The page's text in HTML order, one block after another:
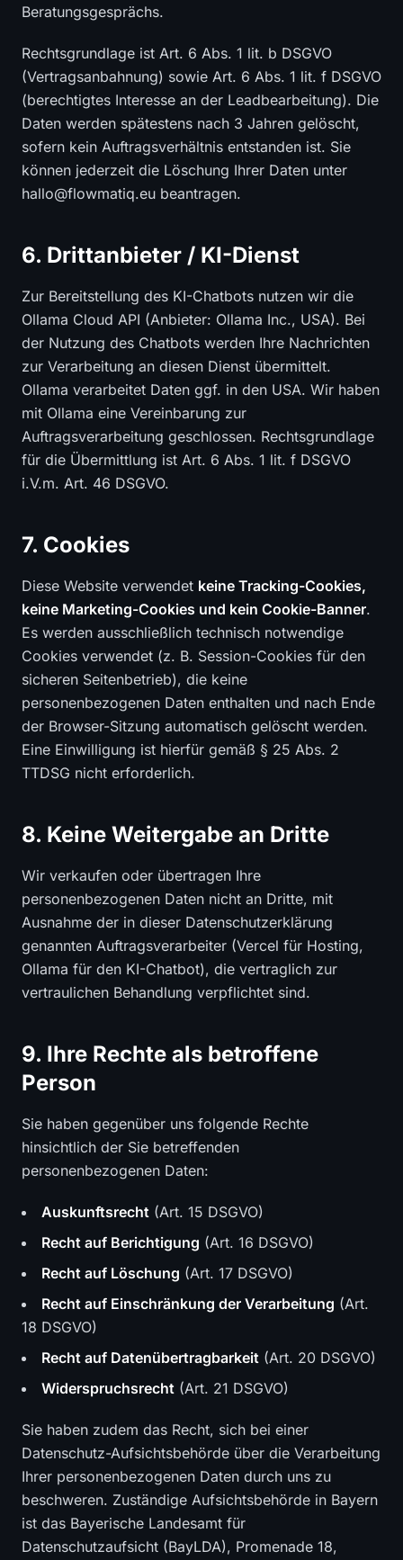
Beratungsgesprächs.
Rechtsgrundlage ist Art. 6 Abs. 1 lit. b DSGVO
(Vertragsanbahnung) sowie Art. 6 Abs. 1 lit. f DSGVO
(berechtigtes Interesse an der Leadbearbeitung). Die
Daten werden spätestens nach 3 Jahren gelöscht,
sofern kein Auftragsverhältnis entstanden ist. Sie
können jederzeit die Löschung Ihrer Daten unter
hallo@flowmatiq.eu beantragen.
6. Drittanbieter / KI-Dienst
Zur Bereitstellung des KI-Chatbots nutzen wir die
Ollama Cloud API (Anbieter: Ollama Inc., USA). Bei
der Nutzung des Chatbots werden Ihre Nachrichten
zur Verarbeitung an diesen Dienst übermittelt.
Ollama verarbeitet Daten ggf. in den USA. Wir haben
mit Ollama eine Vereinbarung zur
Auftragsverarbeitung geschlossen. Rechtsgrundlage
für die Übermittlung ist Art. 6 Abs. 1 lit. f DSGVO
i.V.m. Art. 46 DSGVO.
7. Cookies
Diese Website verwendet keine Tracking-Cookies,
keine Marketing-Cookies und kein Cookie-Banner.
Es werden ausschließlich technisch notwendige
Cookies verwendet (z. B. Session-Cookies für den
sicheren Seitenbetrieb), die keine
personenbezogenen Daten enthalten und nach Ende
der Browser-Sitzung automatisch gelöscht werden.
Eine Einwilligung ist hierfür gemäß § 25 Abs. 2
TTDSG nicht erforderlich.
8. Keine Weitergabe an Dritte
Wir verkaufen oder übertragen Ihre
personenbezogenen Daten nicht an Dritte, mit
Ausnahme der in dieser Datenschutzerklärung
genannten Auftragsverarbeiter (Vercel für Hosting,
Ollama für den KI-Chatbot), die vertraglich zur
vertraulichen Behandlung verpflichtet sind.
9. Ihre Rechte als betroffene
Person
Sie haben gegenüber uns folgende Rechte
hinsichtlich der Sie betreffenden
personenbezogenen Daten:
Auskunftsrecht (Art. 15 DSGVO)
Recht auf Berichtigung (Art. 16 DSGVO)
Recht auf Löschung (Art. 17 DSGVO)
Recht auf Einschränkung der Verarbeitung (Art.
18 DSGVO)
Recht auf Datenübertragbarkeit (Art. 20 DSGVO)
Widerspruchsrecht (Art. 21 DSGVO)
Sie haben zudem das Recht, sich bei einer
Datenschutz-Aufsichtsbehörde über die Verarbeitung
Ihrer personenbezogenen Daten durch uns zu
beschweren. Zuständige Aufsichtsbehörde in Bayern
ist das Bayerische Landesamt für
Datenschutzaufsicht (BayLDA), Promenade 18,